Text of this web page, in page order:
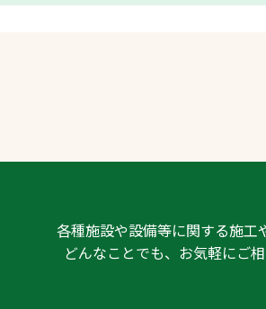
各種施設や設備等に関する施工
どんなことでも、お気軽にご